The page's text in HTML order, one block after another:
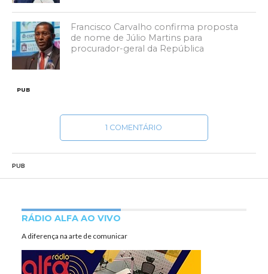
Francisco Carvalho confirma proposta
de nome de Júlio Martins para
procurador-geral da República
PUB
1 COMENTÁRIO
PUB
RÁDIO ALFA AO VIVO
A diferença na arte de comunicar